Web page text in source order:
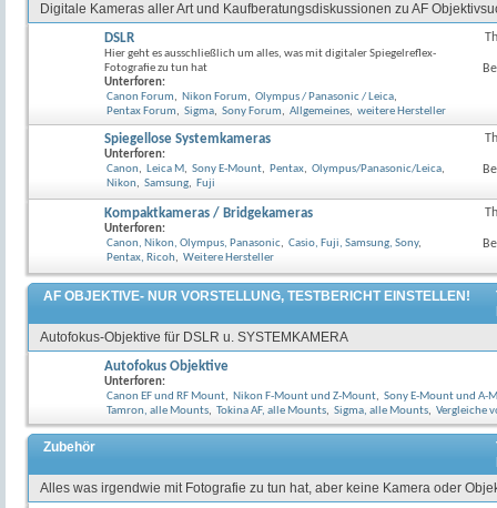
Digitale Kameras aller Art und Kaufberatungsdiskussionen zu AF
DSLR
Hier geht es ausschließlich um alles, was mit digitaler Spiegelreflex-
Fotografie zu tun hat
Unterforen:
Canon Forum, Nikon Forum, Olympus / Panasonic / Leica,
Pentax Forum, Sigma, Sony Forum, Allgemeines, weitere Hersteller
dieses
Spiegellose Systemkameras
Unterforen:
Canon, Leica M, Sony E-Mount, Pentax, Olympus/Panasonic/Leica,
Nikon, Samsung, Fuji
dieses
Kompaktkameras / Bridgekameras
Unterforen:
Canon, Nikon, Olympus, Panasonic, Casio, Fuji, Samsung, Sony,
Pentax, Ricoh, Weitere Hersteller
AF OBJEKTIVE- NUR VORSTELLUNG, TESTBERICHT EINSTELLEN!
Autofokus-Objektive für DSLR u. SYSTEMKAMERA
Autofokus Objektive
Unterforen:
Canon EF und RF Mount, Nikon F-Mount und Z-Mount, Sony E-Mount und A-
Tamron, alle Mounts, Tokina AF, alle Mounts, Sigma, alle Mounts, Vergleiche
Zubehör
Alles was irgendwie mit Fotografie zu tun hat, aber keine Kamera oder